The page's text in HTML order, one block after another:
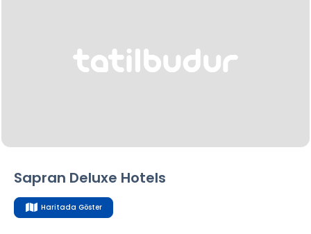
Sapran Deluxe Hotels
Haritada Göster